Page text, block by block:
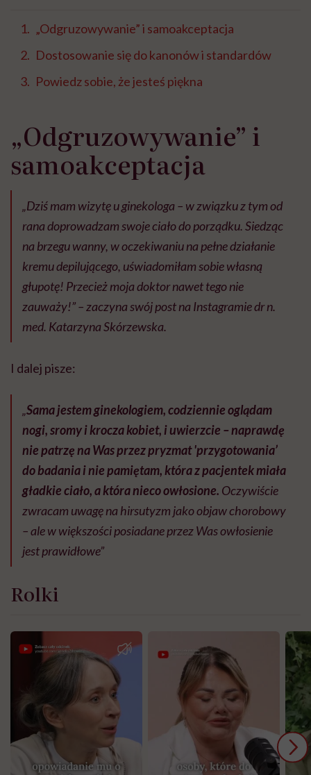
„Odgruzowywanie” i samoakceptacja
Dostosowanie się do kanonów i standardów
Powiedz sobie, że jesteś piękna
„Odgruzowywanie” i
samoakceptacja
„Dziś mam wizytę u ginekologa – w związku z tym od
rana doprowadzam swoje ciało do porządku. Siedząc
na brzegu wanny, w oczekiwaniu na pełne działanie
kremu depilującego, uświadomiłam sobie własną
głupotę! Przecież moja doktor nawet tego nie
zauważy!” – zaczyna swój post na Instagramie dr n.
med. Katarzyna Skórzewska.
I dalej pisze:
„Sama jestem ginekologiem, codziennie oglądam
nogi, sromy i krocza kobiet, i uwierzcie – naprawdę
nie patrzę na Was przez pryzmat 'przygotowania’
do badania i nie pamiętam, która z pacjentek miała
gładkie ciało, a która nieco owłosione. Oczywiście
zwracam uwagę na hirsutyzm jako objaw chorobowy
– ale w większości posiadane przez Was owłosienie
jest prawidłowe”
Rolki